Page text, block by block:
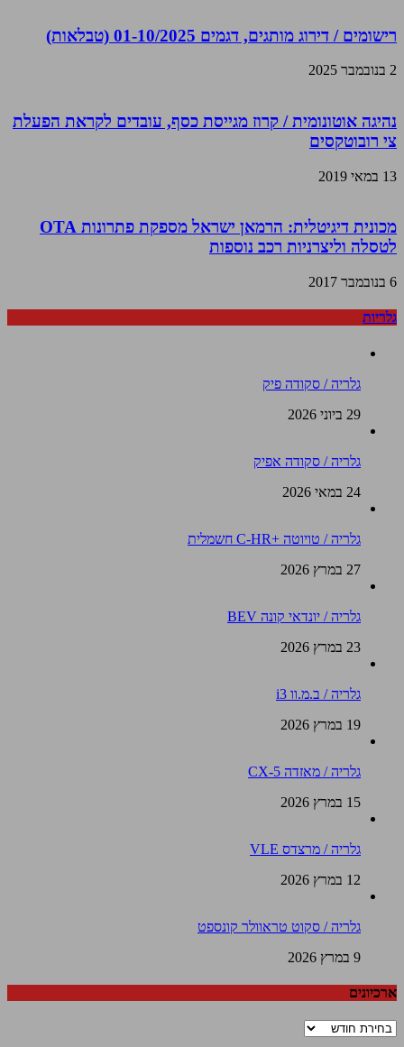
רישומים / דירוג מותגים, דגמים 01-10/2025 (טבלאות)
2 בנובמבר 2025
נהיגה אוטונומית / קרוז מגייסת כסף, עובדים לקראת הפעלת
צי רובוטקסים
13 במאי 2019
מכונית דיגיטלית: הרמאן ישראל מספקת פתרונות OTA
לטסלה וליצרניות רכב נוספות
6 בנובמבר 2017
גלריות
גלריה / סקודה פיק
29 ביוני 2026
גלריה / סקודה אפיק
24 במאי 2026
גלריה / טויוטה +C-HR חשמלית
27 במרץ 2026
גלריה / יונדאי קונה BEV
23 במרץ 2026
גלריה / ב.מ.וו i3
19 במרץ 2026
גלריה / מאזדה CX-5
15 במרץ 2026
גלריה / מרצדס VLE
12 במרץ 2026
גלריה / סקוט טראוולר קונספט
9 במרץ 2026
ארכיונים
ארכיונים